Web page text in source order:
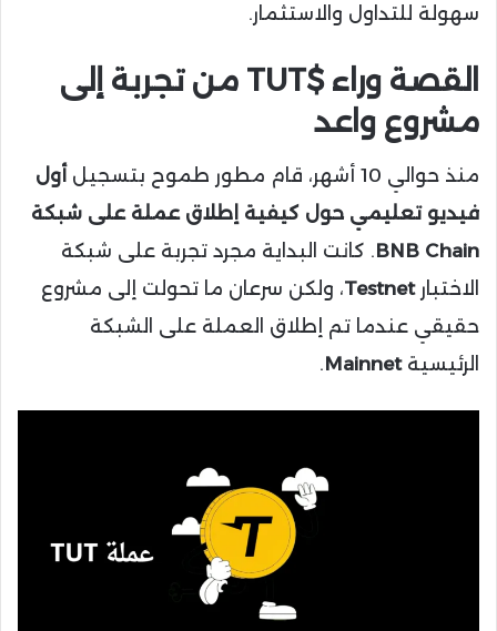
سهولة للتداول والاستثمار.
القصة وراء $TUT من تجربة إلى
مشروع واعد
منذ حوالي 10 أشهر، قام مطور طموح بتسجيل
أول
فيديو تعليمي حول كيفية إطلاق عملة على شبكة
BNB Chain. كانت البداية مجرد تجربة على شبكة
الاختبارTestnet، ولكن سرعان ما تحولت إلى مشروع
حقيقي عندما تم إطلاق العملة على الشبكة
الرئيسيةMainnet
.